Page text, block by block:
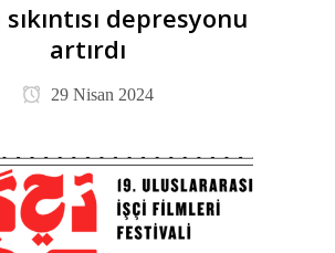
depresyonu
artırdı
29 Nisan 2024